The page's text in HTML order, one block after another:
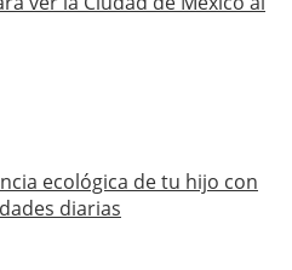
ecológica de tu hijo con
diarias